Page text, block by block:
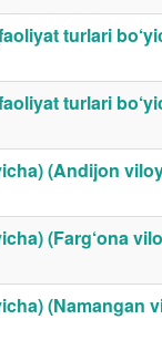
turlari
turlari
(Andijon
(Farg‘ona
(Namangan